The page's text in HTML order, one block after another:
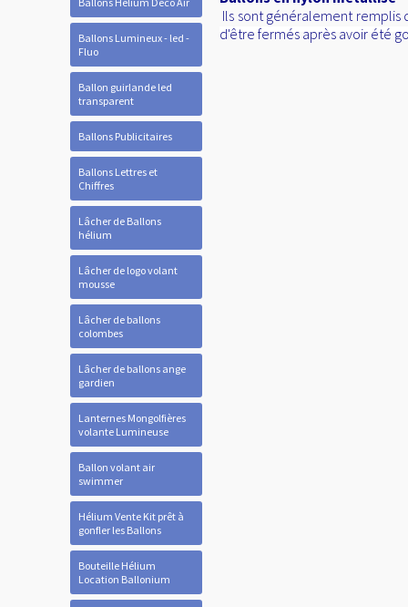
Ballons Lumineux - led -
Fluo
Ballon guirlande led
transparent
Ballons Publicitaires
Ballons Lettres et
Chiffres
Lâcher de Ballons
hélium
Lâcher de logo volant
mousse
Lâcher de ballons
colombes
Lâcher de ballons ange
gardien
Lanternes Mongolfières
volante Lumineuse
Ballon volant air
swimmer
Hélium Vente Kit prêt à
gonfler les Ballons
Bouteille Hélium
Location Ballonium
Ils sont généralement remplis
d'être fermés après avoir été